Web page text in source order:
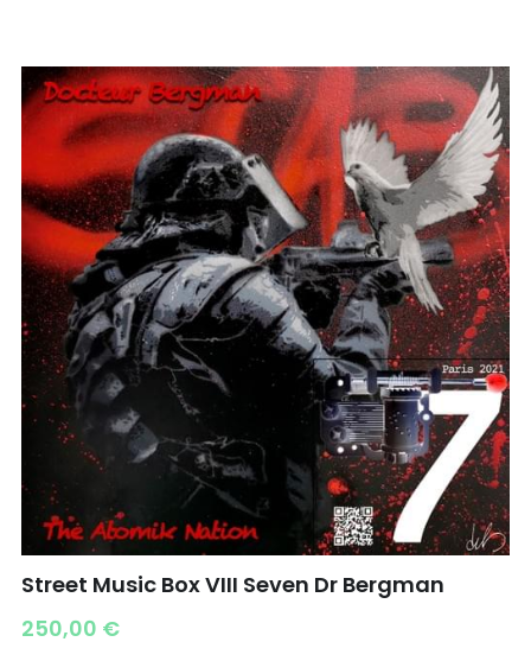
Street Music Box VIII Seven Dr Bergman
250,00 €